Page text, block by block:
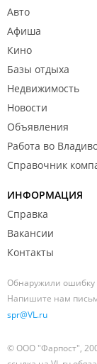
Авто
Афиша
Кино
Базы отдыха
Недвижимость
Новости
Объявления
Работа во
Справочник
ИНФОРМАЦИЯ
Справка
Вакансии
Контакты
Обнаружили ошибку
Напишите нам
spr@VL.ru
© ООО "Фарпост",